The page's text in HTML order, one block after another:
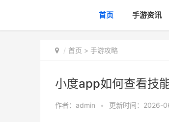
首页 手游资讯
首页 > 手游攻略
小度app如何查看技
作者： admin • 更新时间：2026-